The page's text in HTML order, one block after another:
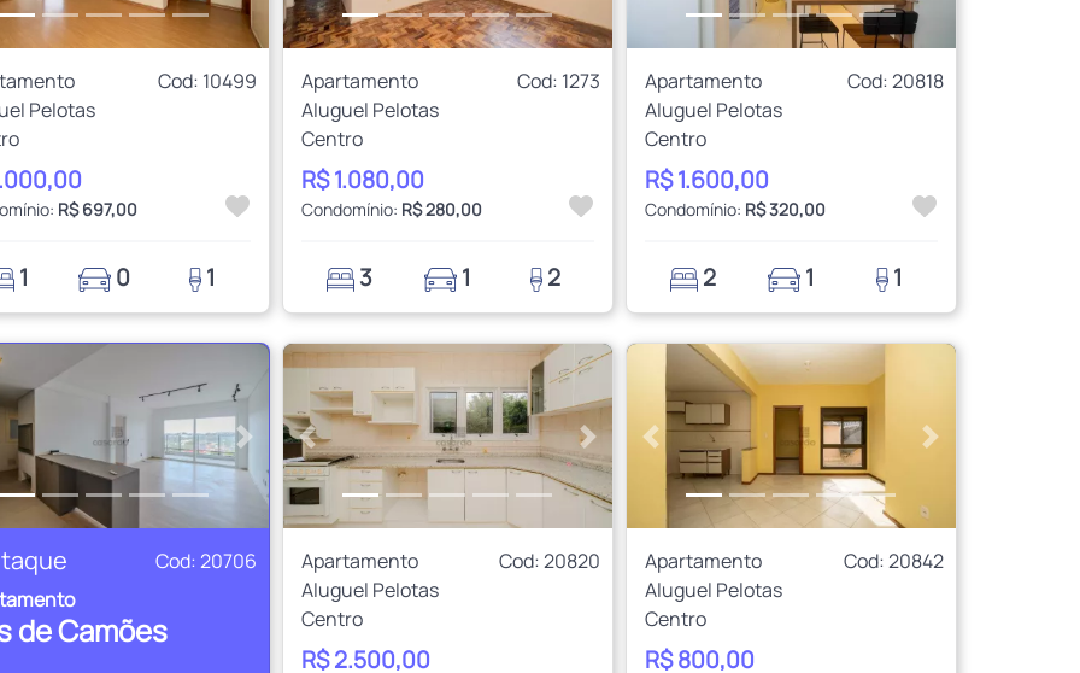
Cod: 10499
Pelotas
R$ 697,00
1 0 1
Apartamento
Cod: 1273
Aluguel Pelotas
Centro
R$ 1.080,00
Condomínio: R$ 280,00
3 1 2
Apartamento
Cod: 20818
Aluguel Pelotas
Centro
R$ 1.600,00
Condomínio: R$ 320,00
2 1 1
Próximo
Cod: 20706
de Camões
Anterior Próximo
Apartamento
Cod: 20820
Aluguel Pelotas
Centro
R$ 2.500,00
Anterior Próximo
Apartamento
Cod: 20842
Aluguel Pelotas
Centro
R$ 800,00